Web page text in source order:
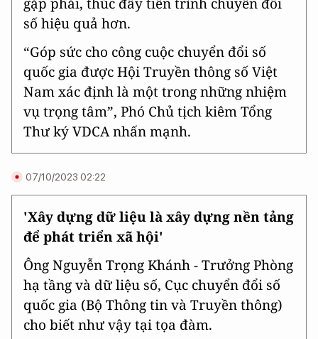
số hiệu quả hơn.
“Góp sức cho công cuộc chuyển đổi số
quốc gia được Hội Truyền thông số Việt
Nam xác định là một trong những nhiệm
vụ trọng tâm”, Phó Chủ tịch kiêm Tổng
Thư ký VDCA nhấn mạnh.
07/10/2023 02:22
'Xây dựng dữ liệu là xây dựng nền tảng
để phát triển xã hội'
Ông Nguyễn Trọng Khánh - Trưởng Phòng
hạ tầng và dữ liệu số, Cục chuyển đổi số
quốc gia (Bộ Thông tin và Truyền thông)
cho biết như vậy tại tọa đàm.